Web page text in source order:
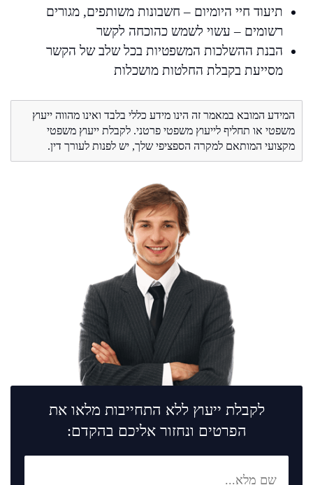
תיעוד חיי היומיום – חשבונות משותפים, מגורים
רשומים – עשוי לשמש כהוכחה לקשר
הבנת ההשלכות המשפטיות בכל שלב של הקשר
מסייעת בקבלת החלטות מושכלות
המידע המובא במאמר זה הינו מידע כללי בלבד ואינו מהווה ייעוץ
משפטי או תחליף לייעוץ משפטי פרטני. לקבלת ייעוץ משפטי
מקצועי המותאם למקרה הספציפי שלך, יש לפנות לעורך דין.
לקבלת ייעוץ ללא התחייבות מלאו את
הפרטים ונחזור אליכם בהקדם: